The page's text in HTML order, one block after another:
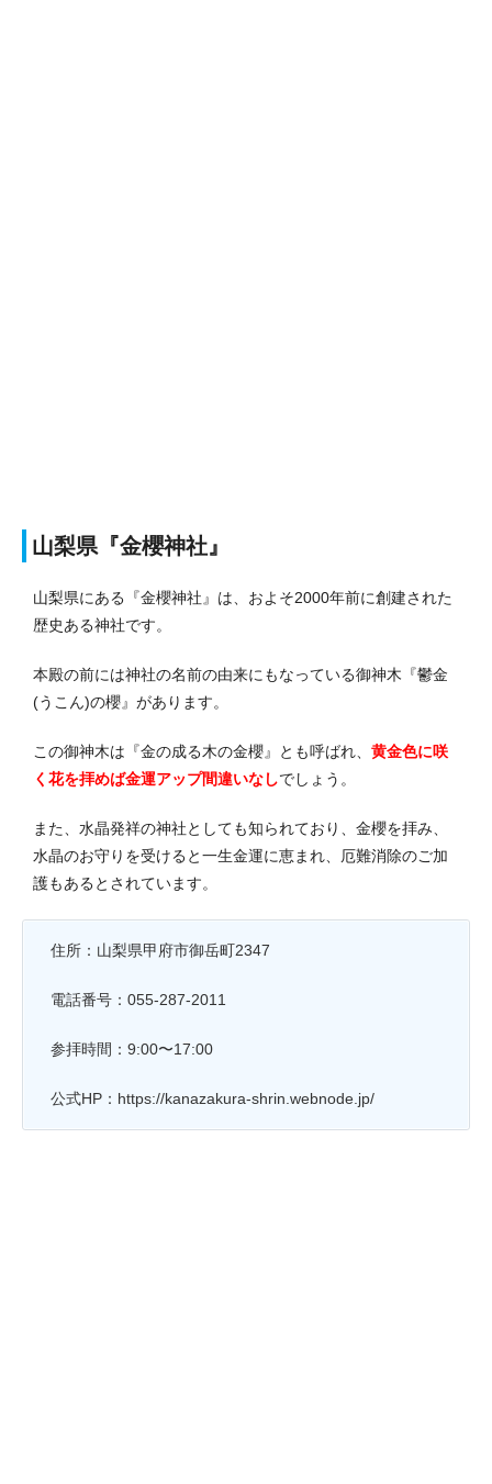
山梨県『金櫻神社』
山梨県にある『金櫻神社』は、およそ2000年前に創建された
歴史ある神社です。
本殿の前には神社の名前の由来にもなっている御神木『鬱金
(うこん)の櫻』があります。
この御神木は『金の成る木の金櫻』とも呼ばれ、 黄金色に咲
く花を拝めば金運アップ間違いなしでしょう。
また、水晶発祥の神社としても知られており、金櫻を拝み、
水晶のお守りを受けると一生金運に恵まれ、厄難消除のご加
護もあるとされています。
住所：山梨県甲府市御岳町2347
電話番号：055-287-2011
参拝時間：9:00〜17:00
公式HP：https://kanazakura-shrin.webnode.jp/